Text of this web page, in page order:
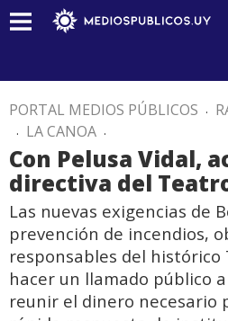
PORTAL MEDIOS PÚBLICOS .
. LA CANOA .
Con Pelusa Vidal,
directiva del
Las nuevas exigencias de
prevención de incendios,
responsables del histórico
hacer un llamado público
reunir el dinero necesario